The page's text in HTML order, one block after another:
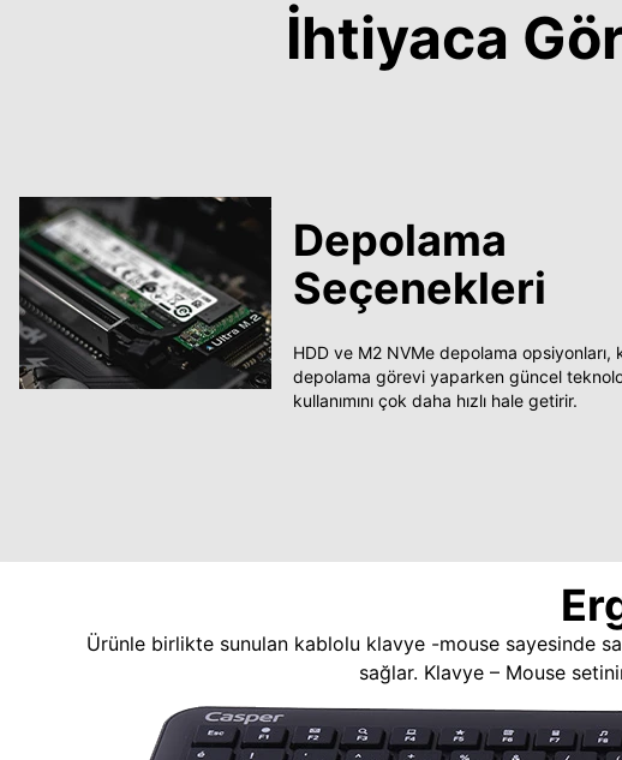
İhtiyaca
Depolama
Seçenekleri
HDD ve M2 NVMe depolama opsiyonları,
depolama görevi yaparken güncel
kullanımını çok daha hızlı hale getirir.
Ürünle birlikte sunulan kablolu klavye -mouse sayesinde
sağlar. Klavye – Mouse